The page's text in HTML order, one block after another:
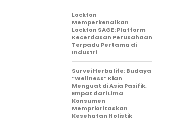
Lockton
Memperkenalkan
Lockton SAGE: Platform
Kecerdasan Perusahaan
Terpadu Pertama di
Industri
Survei Herbalife: Budaya
“Wellness” Kian
Menguat di Asia Pasifik,
Empat dari Lima
Konsumen
Memprioritaskan
Kesehatan Holistik